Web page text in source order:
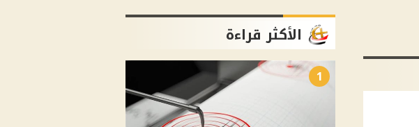
الأكثر قراءة
1